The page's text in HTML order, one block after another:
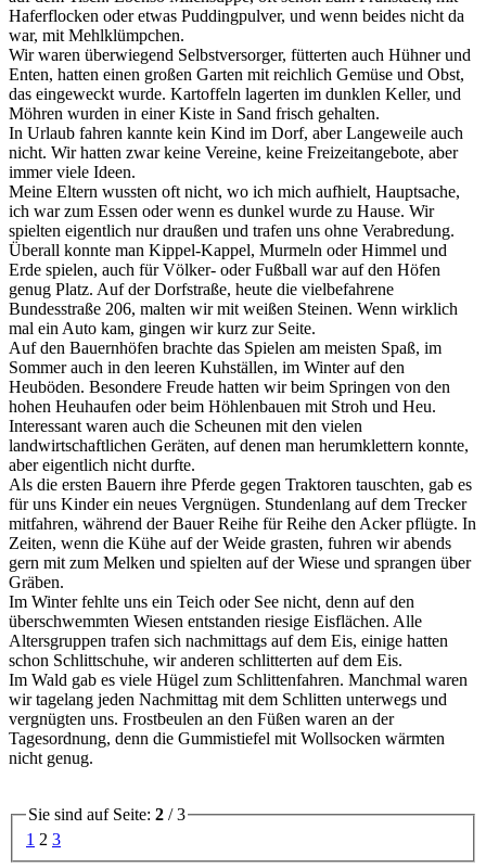
Haferflocken oder etwas Puddingpulver, und wenn beides nicht da
war, mit Mehlklümpchen.
Wir waren überwiegend Selbstversorger, fütterten auch Hühner und
Enten, hatten einen großen Garten mit reichlich Gemüse und Obst,
das eingeweckt wurde. Kartoffeln lagerten im dunklen Keller, und
Möhren wurden in einer Kiste in Sand frisch gehalten.
In Urlaub fahren kannte kein Kind im Dorf, aber Langeweile auch
nicht. Wir hatten zwar keine Vereine, keine Freizeitangebote, aber
immer viele Ideen.
Meine Eltern wussten oft nicht, wo ich mich aufhielt, Hauptsache,
ich war zum Essen oder wenn es dunkel wurde zu Hause. Wir
spielten eigentlich nur draußen und trafen uns ohne Verabredung.
Überall konnte man Kippel-Kappel, Murmeln oder Himmel und
Erde spielen, auch für Völker- oder Fußball war auf den Höfen
genug Platz. Auf der Dorfstraße, heute die vielbefahrene
Bundesstraße 206, malten wir mit weißen Steinen. Wenn wirklich
mal ein Auto kam, gingen wir kurz zur Seite.
Auf den Bauernhöfen brachte das Spielen am meisten Spaß, im
Sommer auch in den leeren Kuhställen, im Winter auf den
Heuböden. Besondere Freude hatten wir beim Springen von den
hohen Heuhaufen oder beim Höhlenbauen mit Stroh und Heu.
Interessant waren auch die Scheunen mit den vielen
landwirtschaftlichen Geräten, auf denen man herumklettern konnte,
aber eigentlich nicht durfte.
Als die ersten Bauern ihre Pferde gegen Traktoren tauschten, gab es
für uns Kinder ein neues Vergnügen. Stundenlang auf dem Trecker
mitfahren, während der Bauer Reihe für Reihe den Acker pflügte. In
Zeiten, wenn die Kühe auf der Weide grasten, fuhren wir abends
gern mit zum Melken und spielten auf der Wiese und sprangen über
Gräben.
Im Winter fehlte uns ein Teich oder See nicht, denn auf den
überschwemmten Wiesen entstanden riesige Eisflächen. Alle
Altersgruppen trafen sich nachmittags auf dem Eis, einige hatten
schon Schlittschuhe, wir anderen schlitterten auf dem Eis.
Im Wald gab es viele Hügel zum Schlittenfahren. Manchmal waren
wir tagelang jeden Nachmittag mit dem Schlitten unterwegs und
vergnügten uns. Frostbeulen an den Füßen waren an der
Tagesordnung, denn die Gummistiefel mit Wollsocken wärmten
nicht genug.
Sie sind auf Seite: 2 / 3
1 2 3